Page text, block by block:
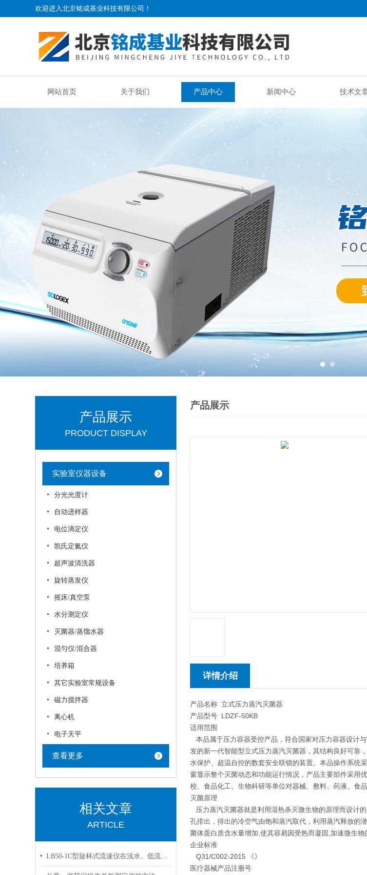
欢迎进入北京铭成基业科技有限公司！
网站首页 关于我们 产品中心 新闻中心 技术文
产品展示
PRODUCT DISPLAY
实验室仪器设备
分光光度计
自动进样器
电位滴定仪
凯氏定氮仪
超声波清洗器
旋转蒸发仪
摇床/真空泵
水分测定仪
灭菌器/蒸馏水器
混匀仪/混合器
培养箱
其它实验室常规设备
磁力搅拌器
离心机
电子天平
查看更多
相关文章
ARTICLE
LB50-1C型旋杯式流速仪在浅水、低流速（如小型灌渠）的测量方法
产品展示
详情介绍
产品名称 立式压力蒸汽灭菌器
产品型号 LDZF-50KB
适用范围
本品属于压力容器受控产品，符合国家对压力容器设计
发的新一代智能型立式压力蒸汽灭菌器，其结构良好可靠
水保护、超温自控的数套安全联锁的装置。本品操作系统
窗显示整个灭菌动态和功能运行情况，产品主要部件采用
校、食品化工、生物科研等单位对器械、敷料、药液、食
灭菌原理
压力蒸汽灭菌器就是利用湿热杀灭微生物的原理而设计
孔排出，排出的冷空气由饱和蒸汽取代，利用蒸汽释放的
菌体蛋白质含水量增加,使其容易因受热而凝固,加速微生物
企业标准
Q31/C002-2015 《》
医疗器械产品注册号